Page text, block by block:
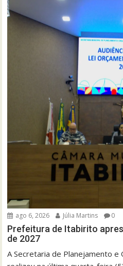
ago 6, 2026 Júlia Martins 0
Prefeitura de Itabirito
de 2027
A Secretaria de Planejamento